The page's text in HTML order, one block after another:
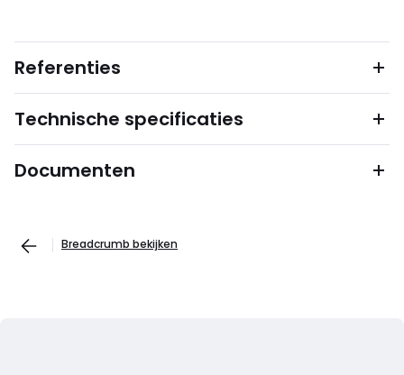
Referenties
Technische specificaties
Documenten
Breadcrumb bekijken